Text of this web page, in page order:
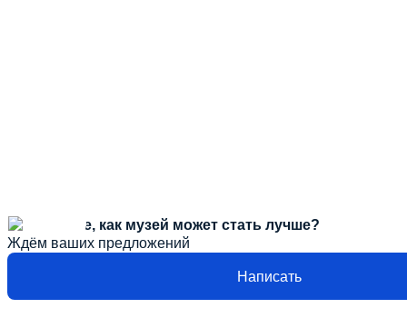
Расскажите, как музей может стать лучше?
Ждём ваших предложений
Написать